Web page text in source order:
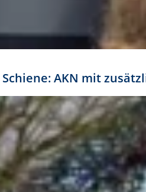
AKN mit